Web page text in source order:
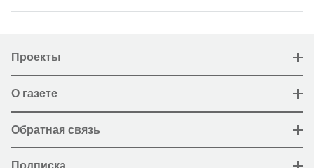
Проекты
О газете
Обратная связь